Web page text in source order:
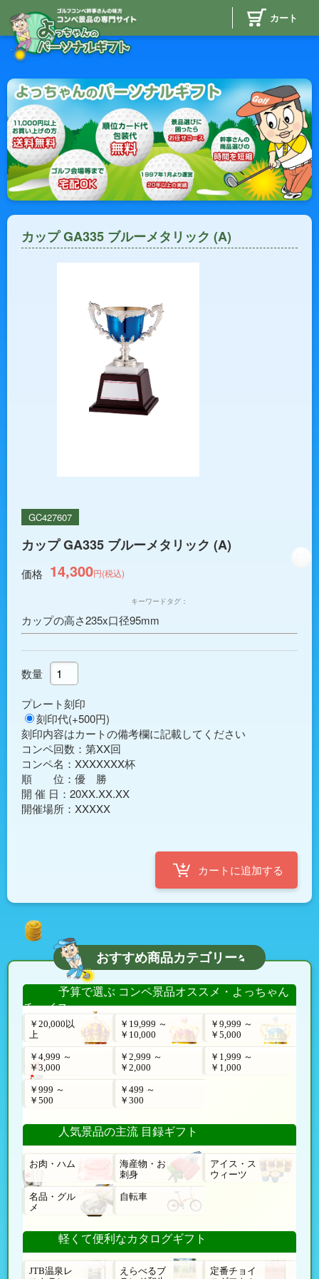
カート
カップ GA335 ブルーメタリック (A)
GC427607
カップ GA335 ブルーメタリック (A)
価格 14,300円(税込)
キーワードタグ：
カップの高さ235x口径95mm
数量
プレート刻印
刻印代(+500円)
刻印内容はカートの備考欄に記載してください
コンペ回数：第XX回
コンペ名：XXXXXXX杯
順　　位：優　勝
開 催 日：20XX.XX.XX
おすすめ商品カテゴリー
予算で選ぶ コンペ景品オススメ・よっちゃん
チョイス
￥20,000以
上
￥19,999 ～
￥10,000
￥9,999 ～
￥5,000
￥4,999 ～
￥3,000
￥2,999 ～
￥2,000
￥1,999 ～
￥1,000
￥999 ～
￥500
￥499 ～
￥300
人気景品の主流 目録ギフト
お肉・ハム
海産物・お
刺身
アイス・ス
ウィーツ
名品・グル
メ
自転車
軽くて便利なカタログギフト
JTB温泉レ
えらべるブ
定番チョイ